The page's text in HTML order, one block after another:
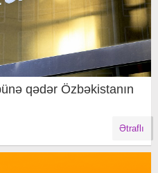
qədər Özbəkistanın
Ətraflı